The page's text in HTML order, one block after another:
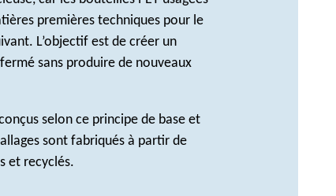
premières techniques pour le
L’objectif est de créer un
sans produire de nouveaux
selon ce principe de base et
sont fabriqués à partir de
et recyclés.